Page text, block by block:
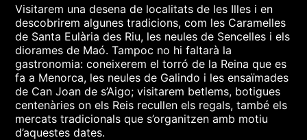
Visitarem una desena de localitats de les Illes i en
descobrirem algunes tradicions, com les Caramelles
de Santa Eulària des Riu, les neules de Sencelles i els
diorames de Maó. Tampoc no hi faltarà la
gastronomia: coneixerem el torró de la Reina que es
fa a Menorca, les neules de Galindo i les ensaïmades
de Can Joan de s’Aigo; visitarem betlems, botigues
centenàries on els Reis recullen els regals, també els
mercats tradicionals que s’organitzen amb motiu
d’aquestes dates.